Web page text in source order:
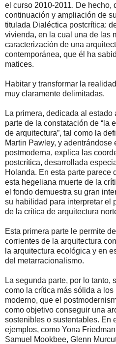
el curso 2010-2011. De hecho,
continuación y ampliación de
titulada Dialéctica postcrítica:
vivienda, en la cual una de las
caracterización de una
contemporánea, que él ha
matices.
Habitar y transformar la
muy claramente delimitadas.
La primera, dedicada al
parte de la constatación de “la
de arquitectura”, tal como la
Martin Pawley, y adentrándose
postmoderna, explica las
postcrítica, desarrollada
Holanda. En esta parte parece
esta hegeliana muerte de la
el fondo demuestra su gran
su habilidad para interpretar el
de la crítica de arquitectura
Esta primera parte le permite
corrientes de la arquitectura
la arquitectura ecológica y en
del metarracionalismo.
La segunda parte, por lo tanto,
como la crítica más sólida a
moderno, que el
como objetivo conseguir una
sostenibles o sustentables. En
ejemplos, como Yona
Samuel Mookbee, Glenn